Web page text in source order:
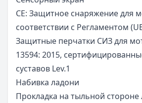
CE: Защитное снаряжение для
соответствии с Регламентом
Защитные перчатки СИЗ для
13594: 2015,
суставов Lev.1
Набивка ладони
Прокладка на тыльной стороне